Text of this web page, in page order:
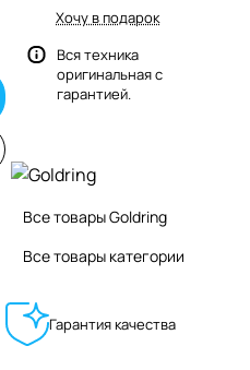
Хочу в подарок
Вся техника
оригинальная с
гарантией.
Все товары Goldring
Все товары категории
Гарантия качества